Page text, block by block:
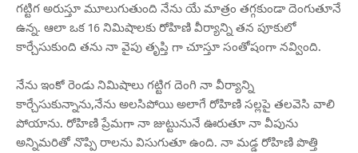
గట్టిగ అరుస్తూ మూలుగుతుంది నేను యే మాత్రం తగ్గకుండా దెంగుతూనే
ఉన్న. ఆలా ఒక 16 నిమిషాలకు రోహిణి వీర్యాన్ని తన పూకులో
కార్చేసుకుంది తను నా వైపు తృప్తి గా చూస్తూ సంతోషంగా నవ్వింది.
నేను ఇంకో రెండు నిమిషాలు గట్టిగ దెంగి నా వీర్యాన్ని
కార్చేసుకున్నాను,నేను అలసిపోయి అలాగే రోహిణి సల్లపై తలవెసి వాలి
పోయాను. రోహిణి ప్రేమగా నా జుట్టునునే ఊరుతూ నా వీపును
అన్నిమరితో నొప్పి రాలను విసుగుతూ ఉంది. నా మడ్డ రోహిణి పొత్తి